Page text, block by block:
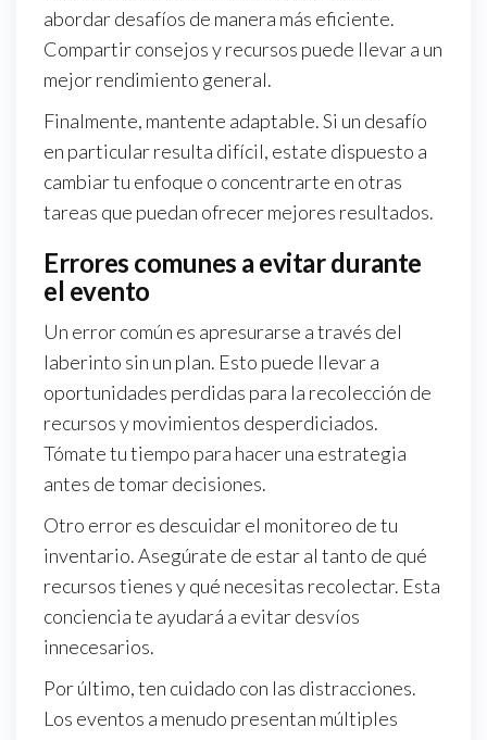
abordar desafíos de manera más eficiente.
Compartir consejos y recursos puede llevar a un
mejor rendimiento general.
Finalmente, mantente adaptable. Si un desafío
en particular resulta difícil, estate dispuesto a
cambiar tu enfoque o concentrarte en otras
tareas que puedan ofrecer mejores resultados.
Errores comunes a evitar durante
el evento
Un error común es apresurarse a través del
laberinto sin un plan. Esto puede llevar a
oportunidades perdidas para la recolección de
recursos y movimientos desperdiciados.
Tómate tu tiempo para hacer una estrategia
antes de tomar decisiones.
Otro error es descuidar el monitoreo de tu
inventario. Asegúrate de estar al tanto de qué
recursos tienes y qué necesitas recolectar. Esta
conciencia te ayudará a evitar desvíos
innecesarios.
Por último, ten cuidado con las distracciones.
Los eventos a menudo presentan múltiples